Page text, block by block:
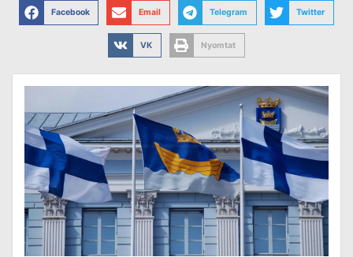
Facebook Email Telegram Twitter
VK Nyomtat